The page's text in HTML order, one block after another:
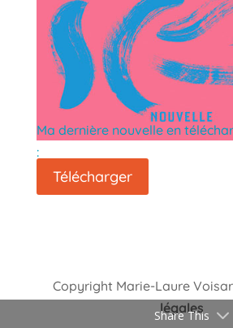
Ma dernière nouvelle en
:
Télécharger
Copyright Marie-Laure
légales
Share This